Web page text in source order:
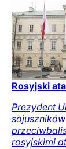
Rosyjski
Prezydent
rosyjskimi